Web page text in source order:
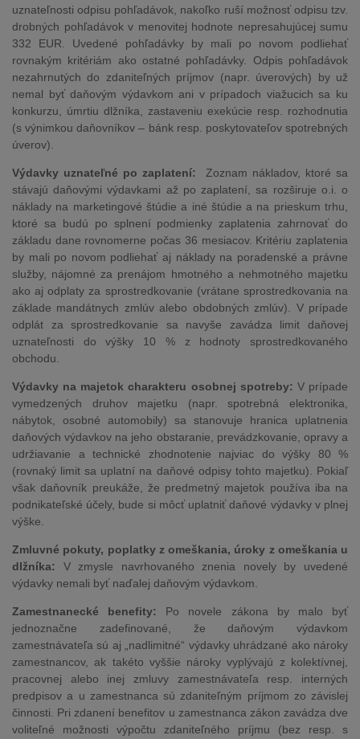
uznateľnosti odpisu pohľadávok, nakoľko ruší možnosť odpisu tzv.
drobných pohľadávok v menovitej hodnote nepresahujúcej sumu
332 EUR. Uvedené pohľadávky by mali po novom podliehať
rovnakým kritériám ako ostatné pohľadávky. Odpis pohľadávok
nezahrnutých do zdaniteľných príjmov (napr. úverových) by už
nemal byť daňovým výdavkom ani v prípadoch viažucich sa ku
konkurzu, úmrtiu dlžníka, zastaveniu exekúcie resp. rozhodnutia
(s výnimkou daňovníkov – bánk resp. poskytovateľov spotrebných
úverov).
Výdavky uznateľné po zaplatení: Zoznam nákladov, ktoré sa
stávajú daňovými výdavkami až po zaplatení, sa rozširuje o.i. o
náklady na marketingové štúdie a iné štúdie a na prieskum trhu,
ktoré sa budú po splnení podmienky zaplatenia zahrnovať do
základu dane rovnomerne počas 36 mesiacov. Kritériu zaplatenia
by mali po novom podliehať aj náklady na poradenské a právne
služby, nájomné za prenájom hmotného a nehmotného majetku
ako aj odplaty za sprostredkovanie (vrátane sprostredkovania na
základe mandátnych zmlúv alebo obdobných zmlúv). V prípade
odplát za sprostredkovanie sa navyše zavádza limit daňovej
uznateľnosti do výšky 10 % z hodnoty sprostredkovaného
obchodu.
Výdavky na majetok charakteru osobnej spotreby: V prípade
vymedzených druhov majetku (napr. spotrebná elektronika,
nábytok, osobné automobily) sa stanovuje hranica uplatnenia
daňových výdavkov na jeho obstaranie, prevádzkovanie, opravy a
udržiavanie a technické zhodnotenie najviac do výšky 80 %
(rovnaký limit sa uplatní na daňové odpisy tohto majetku). Pokiaľ
však daňovník preukáže, že predmetný majetok používa iba na
podnikateľské účely, bude si môcť uplatniť daňové výdavky v plnej
výške.
Zmluvné pokuty, poplatky z omeškania, úroky z omeškania u
dlžníka: V zmysle navrhovaného znenia novely by uvedené
výdavky nemali byť naďalej daňovým výdavkom.
Zamestnanecké benefity: Po novele zákona by malo byť
jednoznačne zadefinované, že daňovým výdavkom
zamestnávateľa sú aj „nadlimitné“ výdavky uhrádzané ako nároky
zamestnancov, ak takéto vyššie nároky vyplývajú z kolektívnej,
pracovnej alebo inej zmluvy zamestnávateľa resp. interných
predpisov a u zamestnanca sú zdaniteľným príjmom zo závislej
činnosti. Pri zdanení benefitov u zamestnanca zákon zavádza dve
voliteľné možnosti výpočtu zdaniteľného príjmu (bez resp. s